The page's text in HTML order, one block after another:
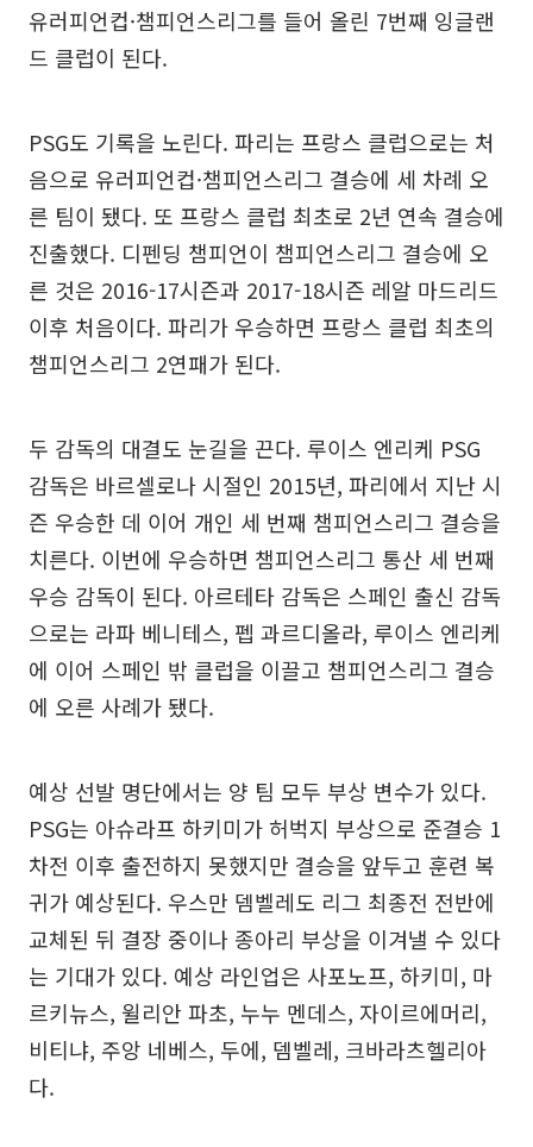
유러피언컵·챔피언스리그를 들어 올린 7번째 잉글랜
드 클럽이 된다.
PSG도 기록을 노린다. 파리는 프랑스 클럽으로는 처
음으로 유러피언컵·챔피언스리그 결승에 세 차례 오
른 팀이 됐다. 또 프랑스 클럽 최초로 2년 연속 결승에
진출했다. 디펜딩 챔피언이 챔피언스리그 결승에 오
른 것은 2016-17시즌과 2017-18시즌 레알 마드리드
이후 처음이다. 파리가 우승하면 프랑스 클럽 최초의
챔피언스리그 2연패가 된다.
두 감독의 대결도 눈길을 끈다. 루이스 엔리케 PSG
감독은 바르셀로나 시절인 2015년, 파리에서 지난 시
즌 우승한 데 이어 개인 세 번째 챔피언스리그 결승을
치른다. 이번에 우승하면 챔피언스리그 통산 세 번째
우승 감독이 된다. 아르테타 감독은 스페인 출신 감독
으로는 라파 베니테스, 펩 과르디올라, 루이스 엔리케
에 이어 스페인 밖 클럽을 이끌고 챔피언스리그 결승
에 오른 사례가 됐다.
예상 선발 명단에서는 양 팀 모두 부상 변수가 있다.
PSG는 아슈라프 하키미가 허벅지 부상으로 준결승 1
차전 이후 출전하지 못했지만 결승을 앞두고 훈련 복
귀가 예상된다. 우스만 뎀벨레도 리그 최종전 전반에
교체된 뒤 결장 중이나 종아리 부상을 이겨낼 수 있다
는 기대가 있다. 예상 라인업은 사포노프, 하키미, 마
르키뉴스, 윌리안 파초, 누누 멘데스, 자이르에머리,
비티냐, 주앙 네베스, 두에, 뎀벨레, 크바라츠헬리아
다.